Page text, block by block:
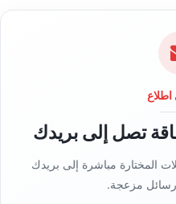
ل
ي
ب
تصل إلى بريدك
المختارة مباشرة إلى بريدك
رسائل مزعجة.